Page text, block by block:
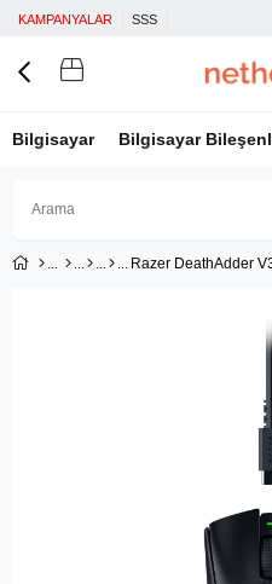
KAMPANYALAR SSS
Bilgisayar Bilgisayar